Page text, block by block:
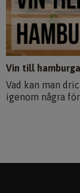
Vin till
Vad kan man
igenom några